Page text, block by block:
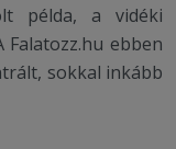
példa, a vidéki
ebben
sokkal inkább